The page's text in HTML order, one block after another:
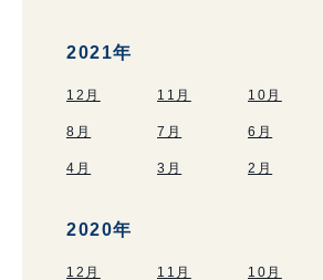
2021年
12月 11月 10月
8月 7月 6月
4月 3月 2月
2020年
12月 11月 10月